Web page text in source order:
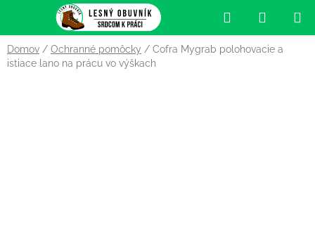
obsah
Hľadať
KOŠÍK
Domov / Ochranné pomôcky / Cofra Mygrab polohovacie a
istiace lano na prácu vo výškach